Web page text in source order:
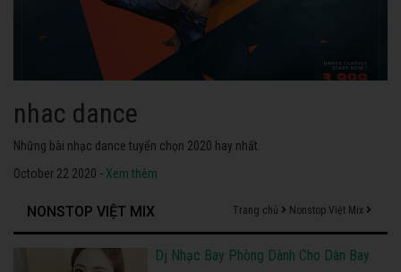
nhac dance
Những bài nhạc dance tuyển chọn 2020 hay nhất.
October 22 2020 - Xem thêm
NONSTOP VIỆT MIX Trang chủ Nonstop Việt Mix
Dj Nhạc Bay Phòng Dành Cho Dân Bay